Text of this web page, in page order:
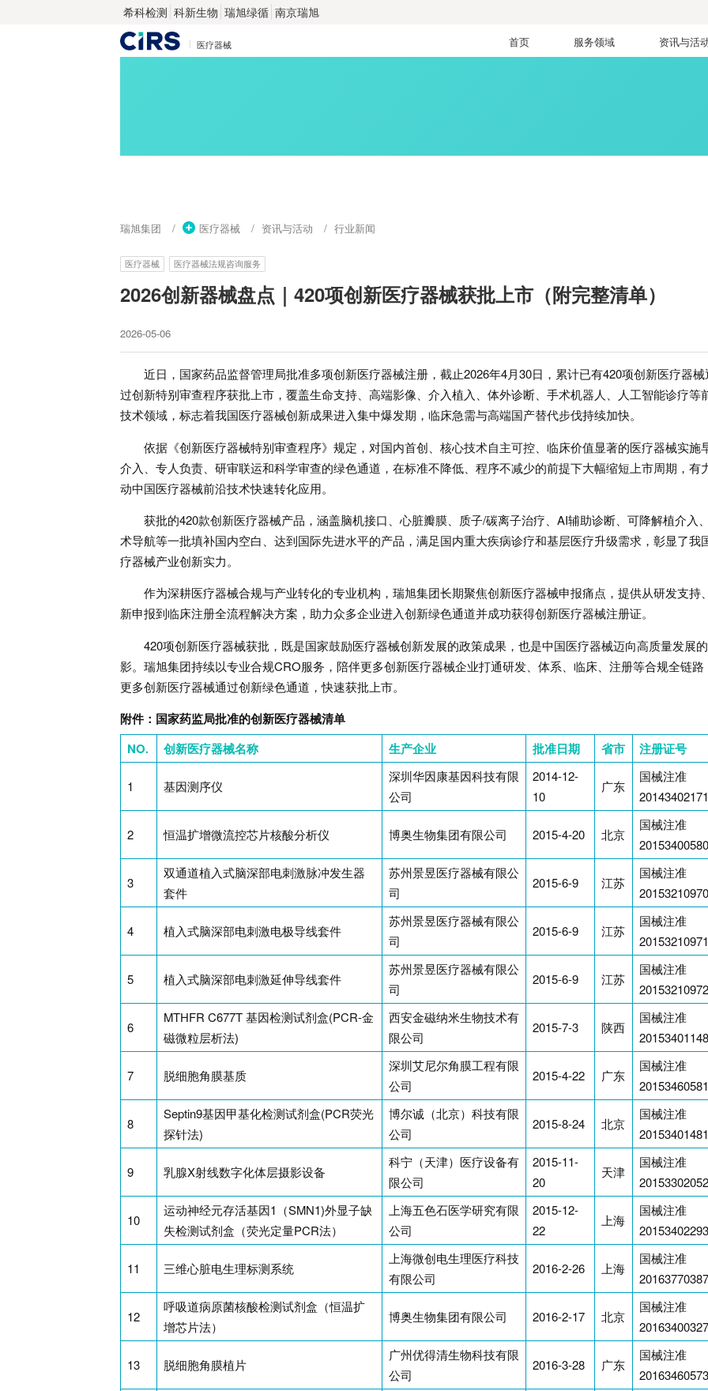
希科检测 科新生物 瑞旭绿循 南京瑞旭
医疗器械 首页 服务领域 资讯与活
瑞旭集团 医疗器械 资讯与活动 行业新闻
医疗器械 医疗器械法规咨询服务
2026创新器械盘点｜420项创新医疗器械获批上市（附完整清单）
2026-05-06
近日，国家药品监督管理局批准多项创新医疗器械注册，截止2026年4月30日，累计已有420项创新医疗器械
过创新特别审查程序获批上市，覆盖生命支持、高端影像、介入植入、体外诊断、手术机器人、人工智能诊疗等
技术领域，标志着我国医疗器械创新成果进入集中爆发期，临床急需与高端国产替代步伐持续加快。
依据《创新医疗器械特别审查程序》规定，对国内首创、核心技术自主可控、临床价值显著的医疗器械实施
介入、专人负责、研审联运和科学审查的绿色通道，在标准不降低、程序不减少的前提下大幅缩短上市周期，有
动中国医疗器械前沿技术快速转化应用。
获批的420款创新医疗器械产品，涵盖脑机接口、心脏瓣膜、质子/碳离子治疗、AI辅助诊断、可降解植介入
术导航等一批填补国内空白、达到国际先进水平的产品，满足国内重大疾病诊疗和基层医疗升级需求，彰显了我
疗器械产业创新实力。
作为深耕医疗器械合规与产业转化的专业机构，瑞旭集团长期聚焦创新医疗器械申报痛点，提供从研发支持
新申报到临床注册全流程解决方案，助力众多企业进入创新绿色通道并成功获得创新医疗器械注册证。
420项创新医疗器械获批，既是国家鼓励医疗器械创新发展的政策成果，也是中国医疗器械迈向高质量发展
影。瑞旭集团持续以专业合规CRO服务，陪伴更多创新医疗器械企业打通研发、体系、临床、注册等合规全链路
更多创新医疗器械通过创新绿色通道，快速获批上市。
附件：国家药监局批准的创新医疗器械清单
NO.
创新医疗器械名称 生产企业 批准日期 省市 注册证号
1 基因测序仪
深圳华因康基因科技有限
公司
2014-12-
10
广东
国械注准
20143402171
2 恒温扩增微流控芯片核酸分析仪 博奥生物集团有限公司 2015-4-20 北京
国械注准
20153400580
3
双通道植入式脑深部电刺激脉冲发生器
套件
苏州景昱医疗器械有限公
司
2015-6-9 江苏
国械注准
20153210970
4 植入式脑深部电刺激电极导线套件
苏州景昱医疗器械有限公
司
2015-6-9 江苏
国械注准
20153210971
5 植入式脑深部电刺激延伸导线套件
苏州景昱医疗器械有限公
司
2015-6-9 江苏
国械注准
20153210972
6
MTHFR C677T 基因检测试剂盒(PCR-金
磁微粒层析法)
西安金磁纳米生物技术有
限公司
2015-7-3 陕西
国械注准
20153401148
7 脱细胞角膜基质
深圳艾尼尔角膜工程有限
公司
2015-4-22 广东
国械注准
20153460581
8
Septin9基因甲基化检测试剂盒(PCR荧光
探针法)
博尔诚（北京）科技有限
公司
2015-8-24 北京
国械注准
20153401481
9 乳腺X射线数字化体层摄影设备
科宁（天津）医疗设备有
限公司
2015-11-
20
天津
国械注准
20153302052
10
运动神经元存活基因1（SMN1)外显子缺
失检测试剂盒（荧光定量PCR法）
上海五色石医学研究有限
公司
2015-12-
22
上海
国械注准
20153402293
11 三维心脏电生理标测系统
上海微创电生理医疗科技
有限公司
2016-2-26 上海
国械注准
20163770387
12
呼吸道病原菌核酸检测试剂盒（恒温扩
增芯片法）
博奥生物集团有限公司 2016-2-17 北京
国械注准
20163400327
13 脱细胞角膜植片
广州优得清生物科技有限
公司
2016-3-28 广东
国械注准
20163460573